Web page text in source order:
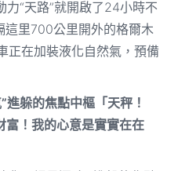
力“天路”就開啟了24小時不
這里700公里開外的格爾木
正在加裝液化自然氣，預備
進躲的焦點中樞「天秤！
！我的心意是實實在在